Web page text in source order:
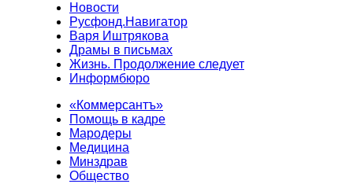
Новости
Русфонд.Навигатор
Варя Иштрякова
Драмы в письмах
Жизнь. Продолжение следует
Информбюро
«Коммерсантъ»
Помощь в кадре
Мародеры
Медицина
Минздрав
Общество